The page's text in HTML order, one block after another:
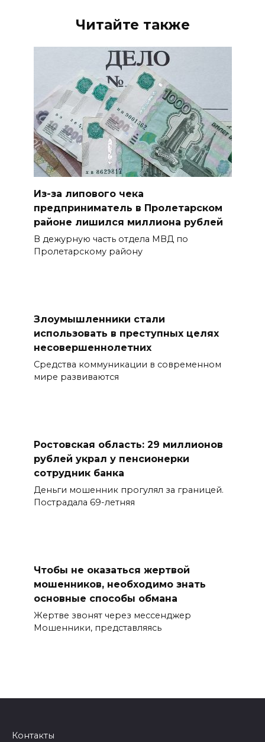
Читайте также
Из-за липового чека
предприниматель в Пролетарском
районе лишился миллиона рублей
В дежурную часть отдела МВД по
Пролетарскому району
Злоумышленники стали
использовать в преступных целях
несовершеннолетних
Средства коммуникации в современном
мире развиваются
Ростовская область: 29 миллионов
рублей украл у пенсионерки
сотрудник банка
Деньги мошенник прогулял за границей.
Пострадала 69-летняя
Чтобы не оказаться жертвой
мошенников, необходимо знать
основные способы обмана
Жертве звонят через мессенджер
Мошенники, представляясь
Контакты